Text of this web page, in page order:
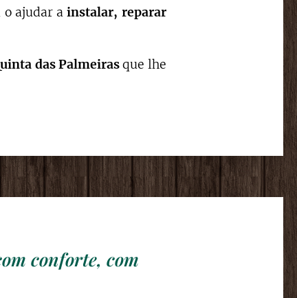
o ajudar ainstalar, reparar
das Palmeirasque lhe
conforte, com